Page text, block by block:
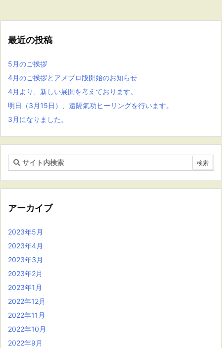
最近の投稿
5月のご挨拶
4月のご挨拶とアメブロ版開始のお知らせ
4月より、新しい展開を考えております。
明日（3月15日）、遠隔氣功ヒーリングを行います。
3月になりました。
アーカイブ
2023年5月
2023年4月
2023年3月
2023年2月
2023年1月
2022年12月
2022年11月
2022年10月
2022年9月